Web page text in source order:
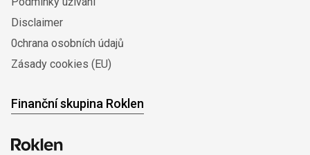
Disclaimer
0chrana osobních údajů
Zásady cookies (EU)
Finanční skupina Roklen